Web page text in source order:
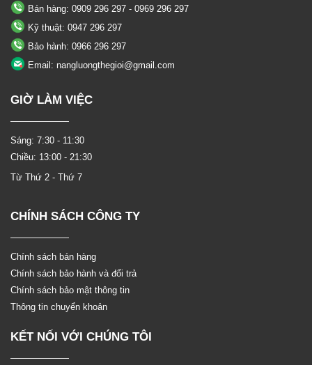
Bán hàng: 0909 296 297 - 0969 296 297
Kỹ thuật: 0947 296 297
Bảo hành: 0966 296 297
Email: nangluongthegioi@gmail.com
GIỜ LÀM VIỆC
Sáng: 7:30 - 11:30
Chiều: 13:00 - 21:30
Từ Thứ 2 - Thứ 7
CHÍNH SÁCH CÔNG TY
Chính sách bán hàng
Chính sách bảo hành và đổi trả
Chính sách bảo mật thông tin
Thông tin chuyển khoản
KẾT NỐI VỚI CHÚNG TÔI